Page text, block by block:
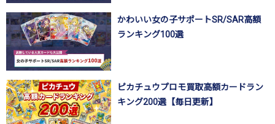
かわいい女の子サポートSR/SAR高額
ランキング100選
ピカチュウプロモ買取高額カードラン
キング200選【毎日更新】